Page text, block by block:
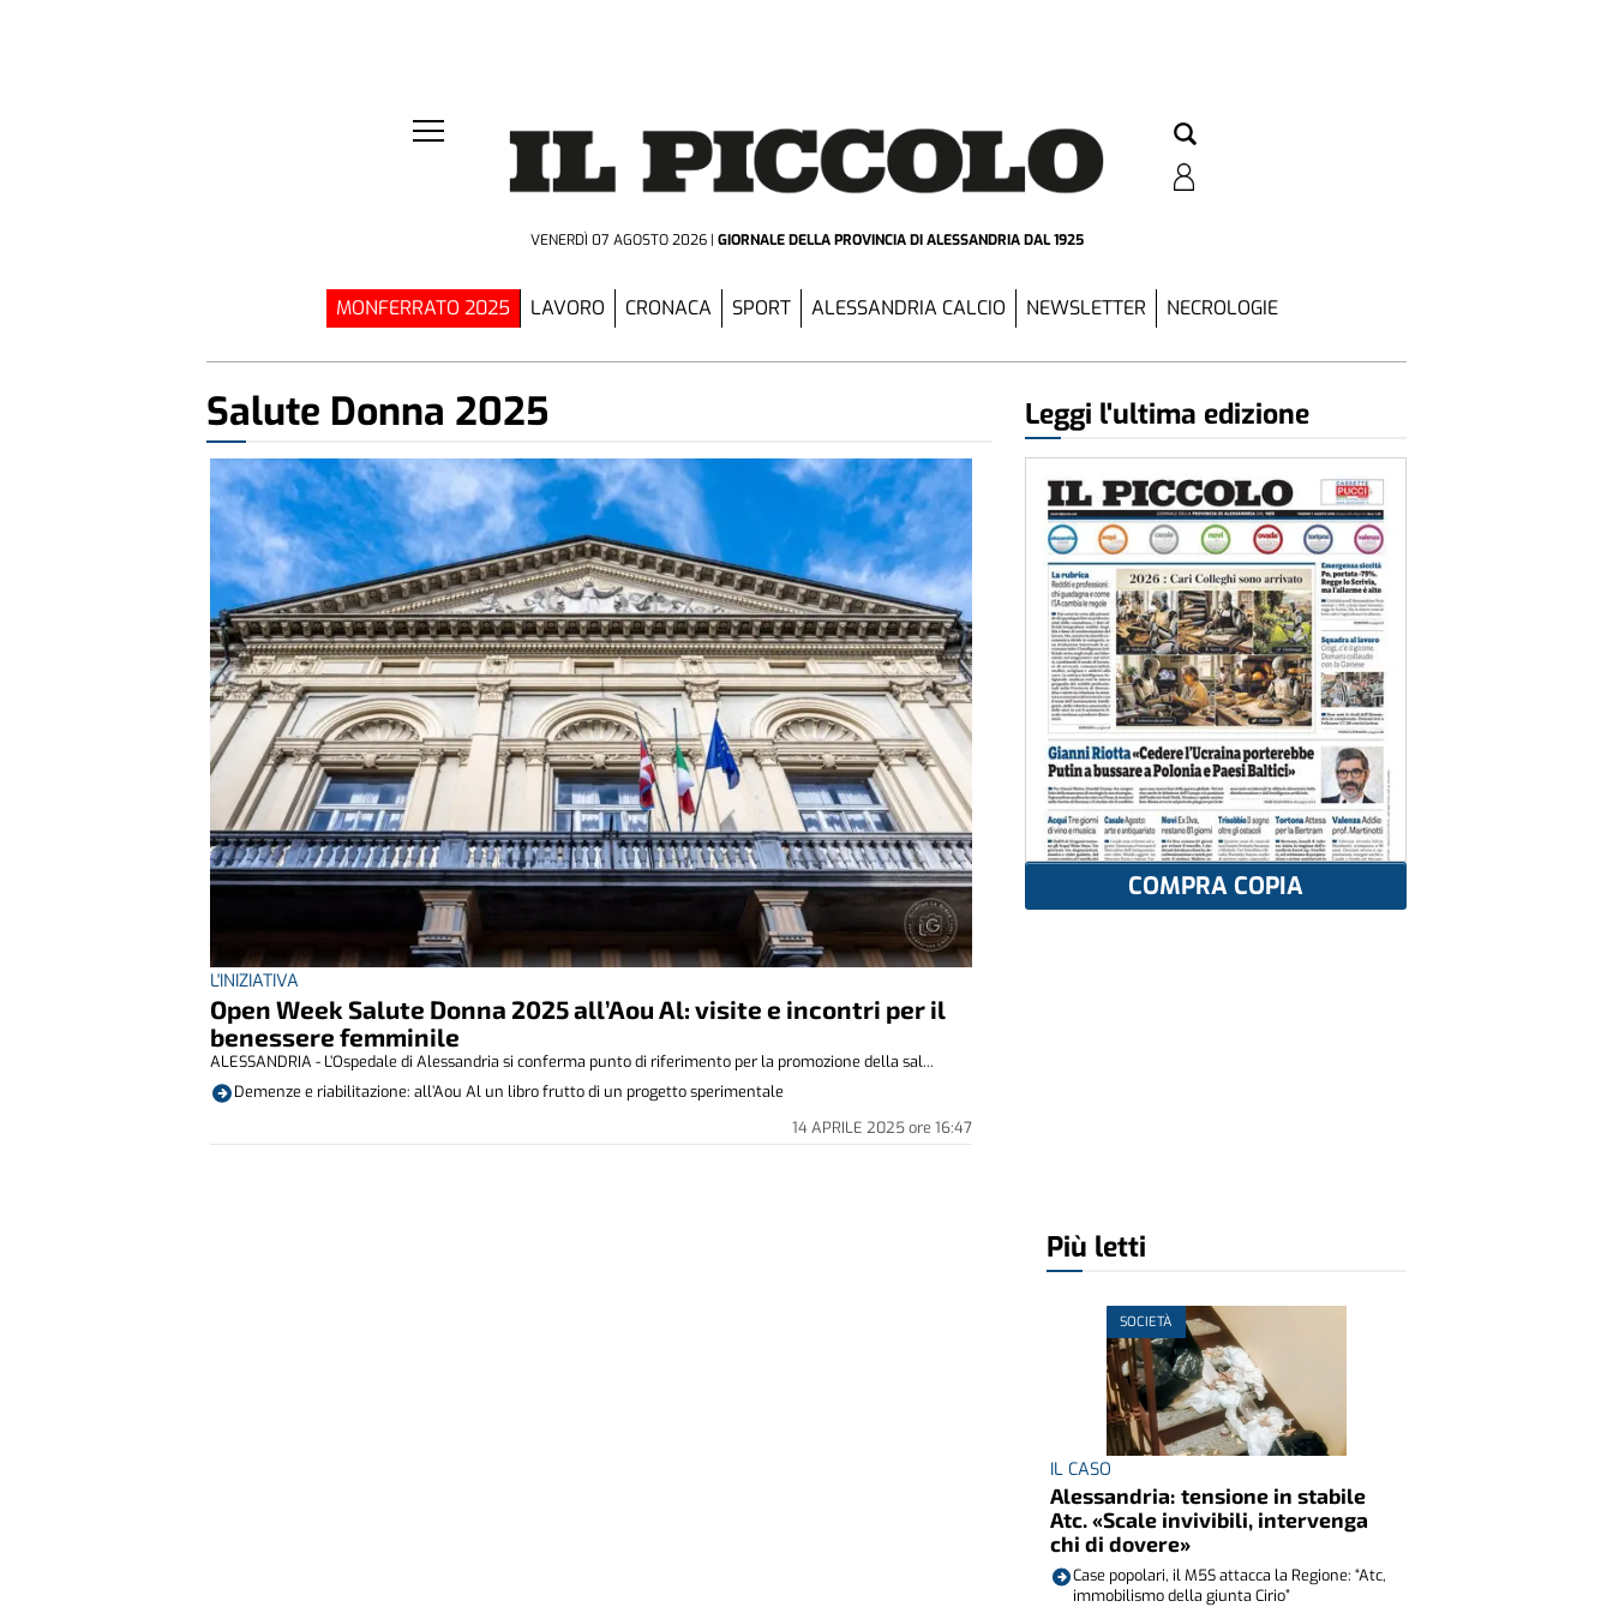
VENERDÌ 07 AGOSTO 2026 GIORNALE DELLA PROVINCIADI ALESSANDRIA DAL 1925
MONFERRATO 2025 LAVORO CRONACA SPORT ALESSANDRIA CALCIO NEWSLETTER NECROLOGIE
Salute Donna 2025
L'INIZIATIVA
Open Week Salute Donna 2025 all’Aou Al: visite e incontri per il
benessere femminile
14 APRILE 2025ore 16:47
ALESSANDRIA - L’Ospedale di Alessandria si conferma punto di riferimento per la promozione della sal...
Demenze e riabilitazione: all’Aou Al un libro frutto di un progetto sperimentale
Leggi l'ultima edizione
COMPRA COPIA
Più letti
SOCIETÀ
IL CASO
Alessandria: tensione in stabile
Atc. «Scale invivibili, intervenga
chi di dovere»
Case popolari, il M5S attacca la Regione: “Atc,
immobilismo della giunta Cirio”